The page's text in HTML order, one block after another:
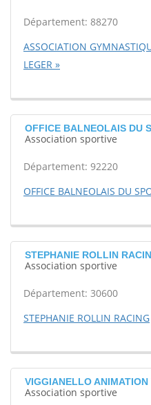
Département: 88270
ASSOCIATION
LEGER »
OFFICE BALNEOLAIS DU
Association sportive
Département: 92220
OFFICE BALNEOLAIS DU
STEPHANIE ROLLIN
Association sportive
Département: 30600
STEPHANIE ROLLIN RACING
VIGGIANELLO
Association sportive